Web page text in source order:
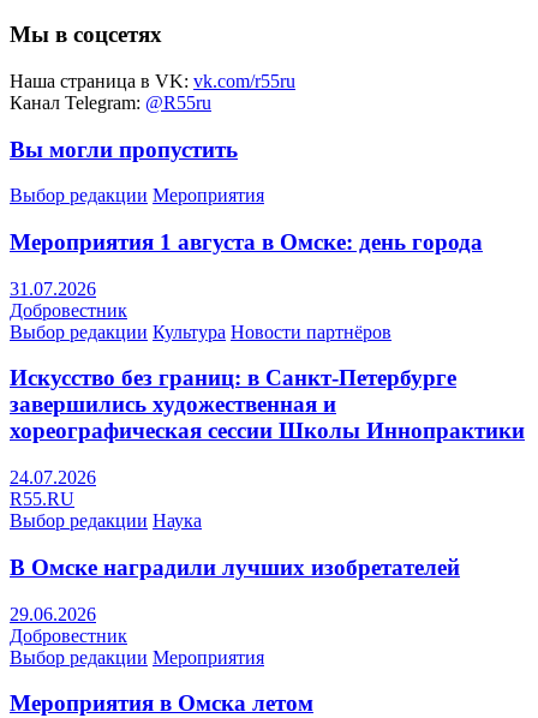
Мы в соцсетях
Наша страница в VK: vk.com/r55ru
Канал Telegram: @R55ru
Вы могли пропустить
Выбор редакции Мероприятия
Мероприятия 1 августа в Омске: день города
31.07.2026
Добровестник
Выбор редакции Культура Новости партнёров
Искусство без границ: в Санкт-Петербурге
завершились художественная и
хореографическая сессии Школы Иннопрактики
24.07.2026
R55.RU
Выбор редакции Наука
В Омске наградили лучших изобретателей
29.06.2026
Добровестник
Выбор редакции Мероприятия
Мероприятия в Омска летом